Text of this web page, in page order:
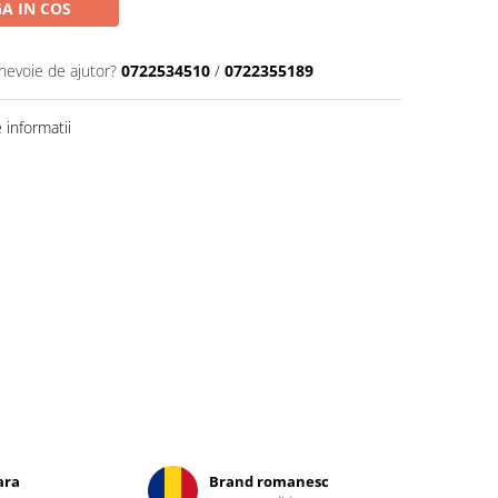
IN COS
de ajutor? 0722534510 / 0722355189
informatii
Brand romanesc